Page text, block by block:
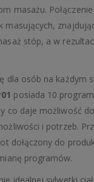
masażu.
masujących,
stóp, a w
dla osób na każdym
posiada 10
co daje możliwość
i potrzeb.
dołączony do
programów.